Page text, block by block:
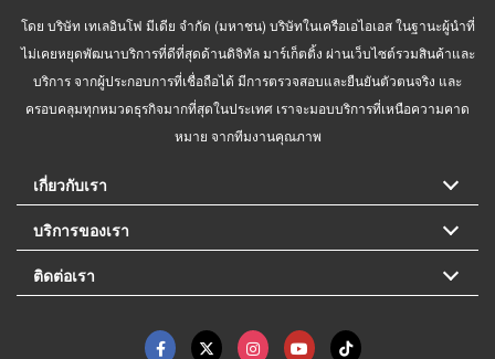
โดย บริษัท เทเลอินโฟ มีเดีย จำกัด (มหาชน) บริษัทในเครือเอไอเอส ในฐานะผู้นำที่
ไม่เคยหยุดพัฒนาบริการที่ดีที่สุดด้านดิจิทัล มาร์เก็ตติ้ง ผ่านเว็บไซต์รวมสินค้าและ
บริการ จากผู้ประกอบการที่เชื่อถือได้ มีการตรวจสอบและยืนยันตัวตนจริง และ
ครอบคลุมทุกหมวดธุรกิจมากที่สุดในประเทศ เราจะมอบบริการที่เหนือความคาด
หมาย จากทีมงานคุณภาพ
เกี่ยวกับเรา
บริการของเรา
ติดต่อเรา